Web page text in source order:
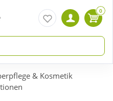
0
& Kosmetik